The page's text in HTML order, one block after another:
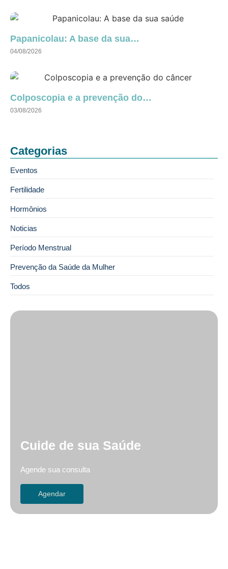
Papanicolau: A base da sua…
04/08/2026
Colposcopia e a prevenção do…
03/08/2026
Categorias
Eventos
Fertilidade
Hormônios
Noticias
Período Menstrual
Prevenção da Saúde da Mulher
Todos
Cuide de sua Saúde
Agende sua consulta
Agendar